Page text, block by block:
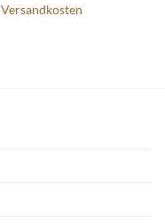
Versandkosten